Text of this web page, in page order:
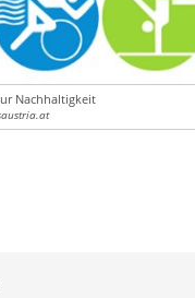
Nachhaltigkeit